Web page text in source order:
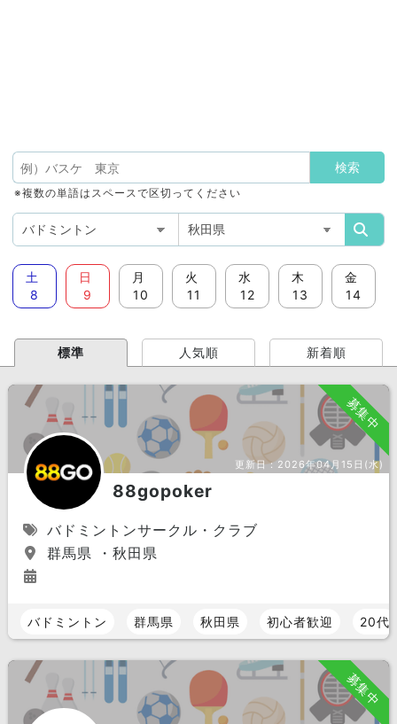
※複数の単語はスペースで区切ってください
土
8
日
9
月
10
火
11
水
12
木
13
金
14
標準 人気順 新着順
募集中
更新日： 2026年04月15日(水)
88gopoker
バドミントンサークル・クラブ
群馬県 ・秋田県
バドミントン 群馬県 秋田県 初心者歓迎 20代
募集中